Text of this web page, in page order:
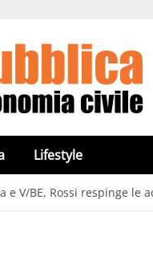
Lifestyle
e V/BE, Rossi respinge le